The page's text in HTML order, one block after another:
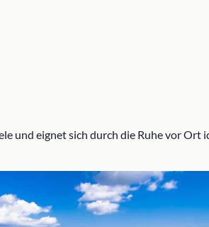
und eignet sich durch die Ruhe vor Ort